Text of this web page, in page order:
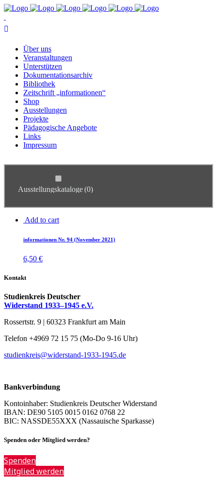
Über uns
Ver­an­stal­tun­gen
Un­ter­stüt­zen
Do­ku­men­ta­ti­ons­ar­chiv
Bi­blio­thek
Zeit­schrift „in­for­ma­tio­nen“
Shop
Aus­stel­lun­gen
Pro­jek­te
Päd­ago­gi­sche Angebote
Links
Im­pres­sum
Ausstellungskataloge(0)
Wegweiser(0) Weitere Publikationen
Zeitschrift "informationen"
Add to cart
in­for­ma­tio­nen Nr. 94 (No­vem­ber 2021)
6,50 €
Kontakt
Studienkreis Deutscher
Widerstand 1933–1945 e.V.
Rossertstr. 9 | 60323 Frankfurt am Main
Telefon +4969 72 15 75 (Mo-Do 9-16 Uhr)
studienkreis@widerstand-1933-1945.de
Bankverbindung
Kontoinhaber: Studienkreis Deutscher Widerstand
IBAN: DE90 5105 0015 0162 0768 22
BIC: NASSDE55XXX (Nassauische Sparkasse)
Spenden oder Mitglied werden?
Spenden
Mitglied werden